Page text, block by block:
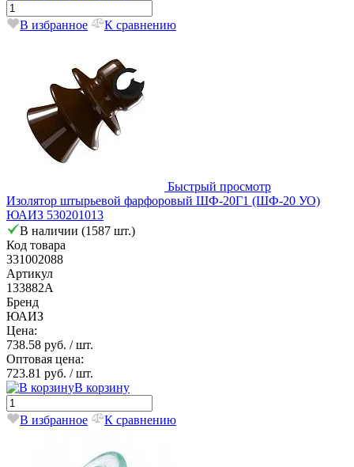
В избранное К сравнению
Быстрый просмотр
Изолятор штырьевой фарфоровый ШФ-20Г1 (ШФ-20 УО)
ЮАИЗ 530201013
В наличии (1587 шт.)
Код товара
331002088
Артикул
133882А
Бренд
ЮАИЗ
Цена:
738.58 руб. / шт.
Оптовая цена:
723.81 руб. / шт.
В корзину
В избранное К сравнению